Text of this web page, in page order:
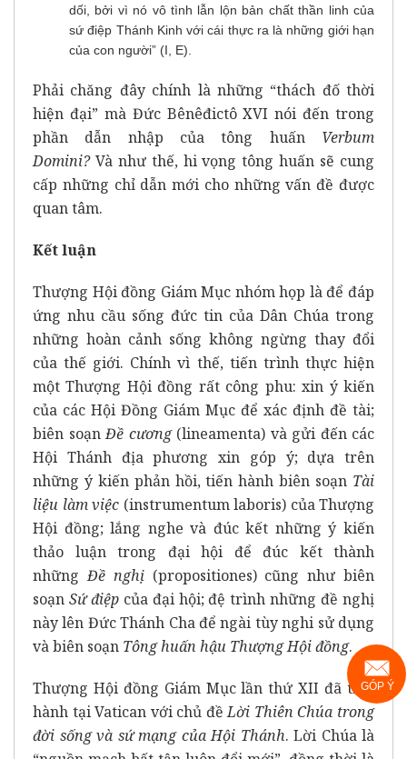
dối, bởi vì nó vô tình lẫn lộn bản chất thần linh của
sứ điệp Thánh Kinh với cái thực ra là những giới hạn
của con người” (I, E).
Phải chăng đây chính là những “thách đố thời
hiện đại” mà Đức Bênêđictô XVI nói đến trong
phần dẫn nhập của tông huấn Verbum
Domini?Và như thế, hi vọng tông huấn sẽ cung
cấp những chỉ dẫn mới cho những vấn đề được
quan tâm.
Kết luận
Thượng Hội đồng Giám Mục nhóm họp là để đáp
ứng nhu cầu sống đức tin của Dân Chúa trong
những hoàn cảnh sống không ngừng thay đổi
của thế giới. Chính vì thế, tiến trình thực hiện
một Thượng Hội đồng rất công phu: xin ý kiến
của các Hội Đồng Giám Mục để xác định đề tài;
biên soạnĐề cương(lineamenta) và gửi đến các
Hội Thánh địa phương xin góp ý; dựa trên
những ý kiến phản hồi, tiến hành biên soạn Tài
liệu làm việc (instrumentum laboris) của Thượng
Hội đồng; lắng nghe và đúc kết những ý kiến
thảo luận trong đại hội để đúc kết thành
nhữngĐề nghị(propositiones) cũng như biên
soạn Sứ điệpcủa đại hội; đệ trình những đề nghị
này lên Đức Thánh Cha để ngài tùy nghi sử dụng
và biên soạn Tông huấn hậu Thượng Hội đồng.
Thượng Hội đồng Giám Mục lần thứ XII đã tiến
hành tại Vatican với chủ đềLời Thiên Chúa trong
đời sống và sứ mạng của Hội Thánh. Lời Chúa là
GÓP Ý